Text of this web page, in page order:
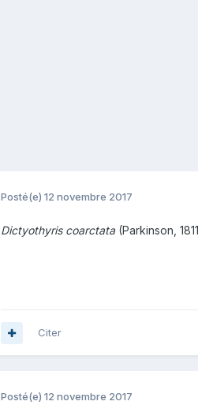
Posté(e) 12 novembre 2017
Dictyothyris coarctata (Parkinson,
Citer
Posté(e) 12 novembre 2017